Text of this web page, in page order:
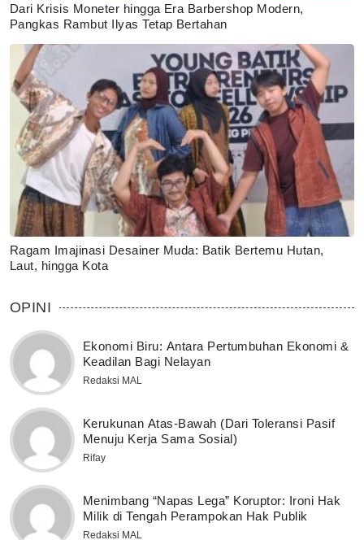
Dari Krisis Moneter hingga Era Barbershop Modern,
Pangkas Rambut Ilyas Tetap Bertahan
Ragam Imajinasi Desainer Muda: Batik Bertemu Hutan,
Laut, hingga Kota
OPINI
Ekonomi Biru: Antara Pertumbuhan Ekonomi &
Keadilan Bagi Nelayan
Redaksi MAL
Kerukunan Atas-Bawah (Dari Toleransi Pasif
Menuju Kerja Sama Sosial)
Rifay
Menimbang “Napas Lega” Koruptor: Ironi Hak
Milik di Tengah Perampokan Hak Publik
Redaksi MAL